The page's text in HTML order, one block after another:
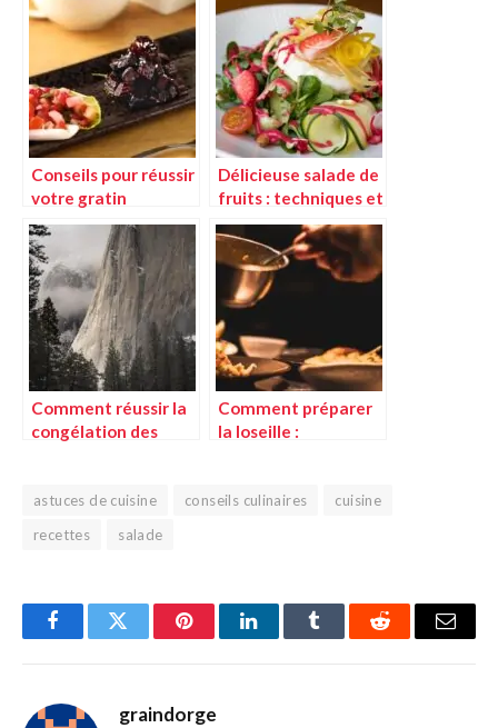
novices
Conseils pour réussir
votre gratin
d’endives au jambon
Délicieuse salade de
fruits : techniques et
astuces pour réussir
Comment réussir la
congélation des
Comment préparer
la loseille :
astuces de cuisine conseils culinaires
cuisine
recettes
salade
FacebookTwitter PinterestLinkedInTumblr Reddit
E-
graindorge